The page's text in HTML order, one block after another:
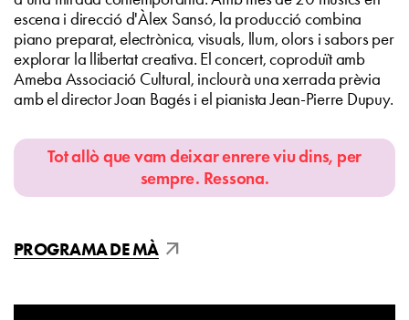
escena i direcció d'Àlex Sansó, la producció combina
piano preparat, electrònica, visuals, llum, olors i sabors per
explorar la llibertat creativa. El concert, coproduït amb
Ameba Associació Cultural, inclourà una xerrada prèvia
amb el director Joan Bagés i el pianista Jean-Pierre Dupuy.
Tot allò que vam deixar enrere viu dins, per
sempre. Ressona.
PROGRAMA DE MÀ arrow_outward